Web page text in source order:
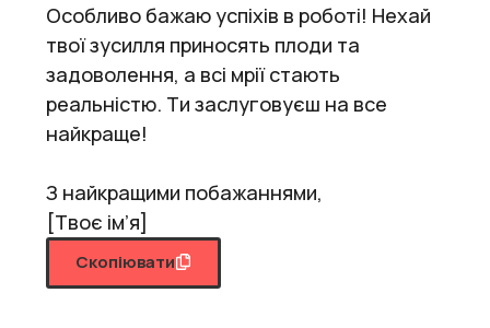
Особливо бажаю успіхів в роботі! Нехай
твої зусилля приносять плоди та
задоволення, а всі мрії стають
реальністю. Ти заслуговуєш на все
найкраще!
З найкращими побажаннями,
[Твоє ім’я]
Скопіювати